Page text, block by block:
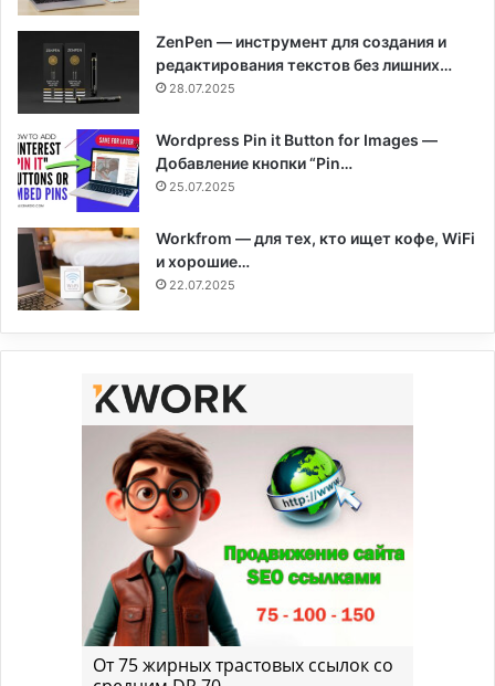
ZenPen — инструмент для создания и
редактирования текстов без лишних…
28.07.2025
Wordpress Pin it Button for Images —
Добавление кнопки “Pin…
25.07.2025
Workfrom — для тех, кто ищет кофе, WiFi
и хорошие…
22.07.2025